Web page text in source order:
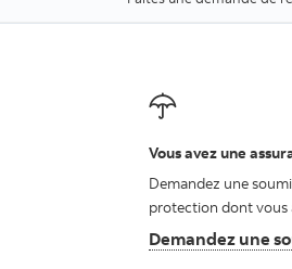
Vous avez une
Demandez une
protection dont vous
Demandez une